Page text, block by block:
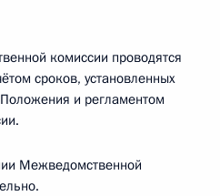
комиссии проводятся
сроков, установленных
и регламентом
Межведомственной